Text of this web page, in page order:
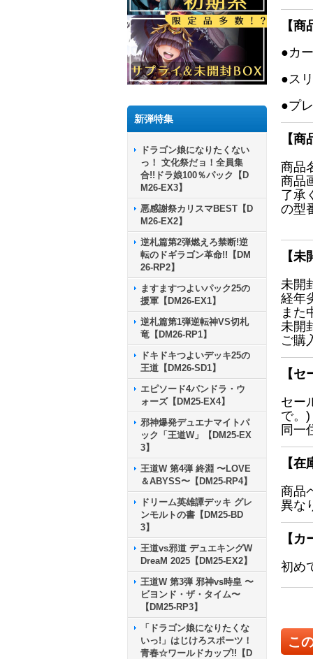
新弾特集
ドラゴン娘になりたくない
っ！ 文化祭だョ！全員集
合!!ドラ娘100％パック【D
M26-EX3】
悪感謝祭カリスマBEST【D
M26-EX2】
逆札篇第2弾燃えろ禁断!逆
転のドギラゴン革命!!【DM
26-RP2】
ますますつよいパック25の
援軍【DM26-EX1】
逆札篇第1弾逆転神VS切札
竜【DM26-RP1】
ドキドキつよいデッキ25の
王道【DM26-SD1】
エピソード4パンドラ・ウ
ォーズ【DM25-EX4】
邪神爆発デュエナマイトパ
ック「王道W」【DM25-EX
3】
王道W 第4弾 終淵 〜LOVE
＆ABYSS〜【DM25-RP4】
ドリーム英雄譚デッキ グレ
ンモルトの書【DM25-BD
3】
王道vs邪道 デュエキングW
DreaM 2025【DM25-EX2】
王道W 第3弾 邪神vs時皇 〜
ビヨンド・ザ・タイム〜
【DM25-RP3】
「ドラゴン娘になりたくな
いっ!」はじけろスポーツ！
青春☆ワールドカップ!!【D
【
●カ
●ス
●プ
【
商品
商品
了承
の型
【
未開
経年
また
未開
ご購
【
セー
で。)
同一
【
商品
異な
【
初め
こ